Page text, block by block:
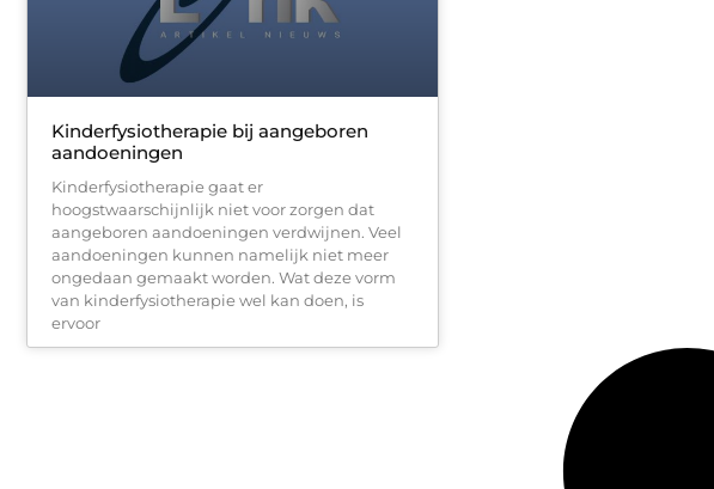
Kinderfysiotherapie bij aangeboren
aandoeningen
Kinderfysiotherapie gaat er
hoogstwaarschijnlijk niet voor zorgen dat
aangeboren aandoeningen verdwijnen. Veel
aandoeningen kunnen namelijk niet meer
ongedaan gemaakt worden. Wat deze vorm
van kinderfysiotherapie wel kan doen, is
ervoor